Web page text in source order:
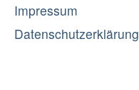
Impressum
Datenschutzerklärung